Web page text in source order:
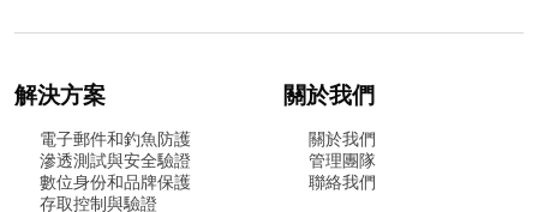
解決方案
電子郵件和釣魚防護
滲透測試與安全驗證
數位身份和品牌保護
存取控制與驗證
關於我們
關於我們
管理團隊
聯絡我們